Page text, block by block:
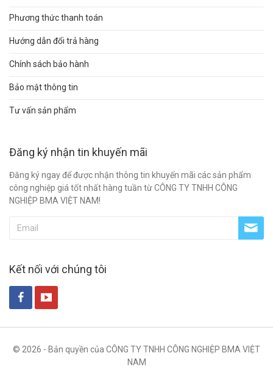
Phương thức thanh toán
Hướng dẫn đổi trả hàng
Chính sách bảo hành
Bảo mật thông tin
Tư vấn sản phẩm
Đăng ký nhận tin khuyến mãi
Đăng ký ngay để được nhận thông tin khuyến mãi các sản phẩm
công nghiệp giá tốt nhất hàng tuần từ CÔNG TY TNHH CÔNG
NGHIỆP BMA VIỆT NAM!
Kết nối với chúng tôi
© 2026 - Bản quyền của CÔNG TY TNHH CÔNG NGHIỆP BMA VIỆT
NAM